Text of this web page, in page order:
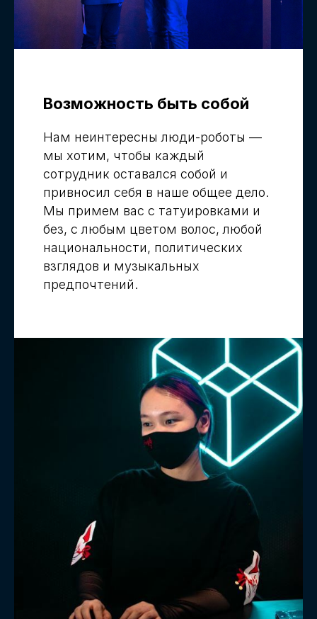
Возможность быть собой
Нам неинтересны люди-роботы —
мы хотим, чтобы каждый
сотрудник оставался собой и
привносил себя в наше общее дело.
Мы примем вас с татуировками и
без, с любым цветом волос, любой
национальности, политических
взглядов и музыкальных
предпочтений.